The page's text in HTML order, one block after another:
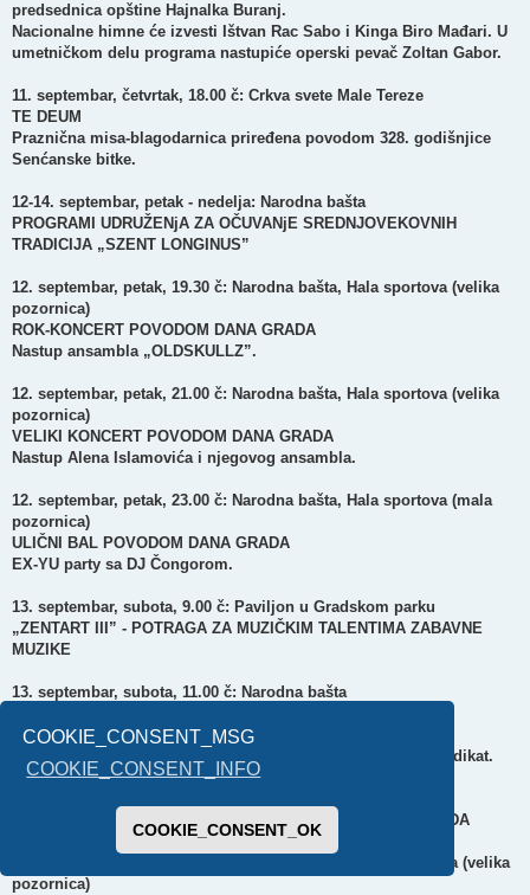
COOKIE_CONSENT_MSG
COOKIE_CONSENT_INFO
COOKIE_CONSENT_OK
predsednica opštine Hajnalka Buranj.
Nacionalne himne će izvesti Ištvan Rac Sabo i Kinga Biro Mađari. U
umetničkom delu programa nastupiće operski pevač Zoltan Gabor.
11. septembar, četvrtak, 18.00 č: Crkva svete Male Tereze
TE DEUM
Praznična misa-blagodarnica priređena povodom 328. godišnjice
Senćanske bitke.
12-14. septembar, petak - nedelja: Narodna bašta
PROGRAMI UDRUŽENjA ZA OČUVANjE SREDNJOVEKOVNIH
TRADICIJA „SZENT LONGINUS”
12. septembar, petak, 19.30 č: Narodna bašta, Hala sportova (velika
pozornica)
ROK-KONCERT POVODOM DANA GRADA
Nastup ansambla „OLDSKULLZ”.
12. septembar, petak, 21.00 č: Narodna bašta, Hala sportova (velika
pozornica)
VELIKI KONCERT POVODOM DANA GRADA
Nastup Alena Islamovića i njegovog ansambla.
12. septembar, petak, 23.00 č: Narodna bašta, Hala sportova (mala
pozornica)
ULIČNI BAL POVODOM DANA GRADA
EX-YU party sa DJ Čongorom.
13. septembar, subota, 9.00 č: Paviljon u Gradskom parku
„ZENTART III” - POTRAGA ZA MUZIČKIM TALENTIMA ZABAVNE
MUZIKE
13. septembar, subota, 11.00 č: Narodna bašta
POKRAJINSKI ŠAMPIONAT U ORIJENTIRINGU
Organizator takmičenja je senćanski Nezavisni policijski sindikat.
„TISZAKÖTŐ” - FESTIVAL ZA DECU POVODOM DANA GRADA
13. septembar, subota, 19.30 č: Narodna bašta, Hala sportova (velika
pozornica)